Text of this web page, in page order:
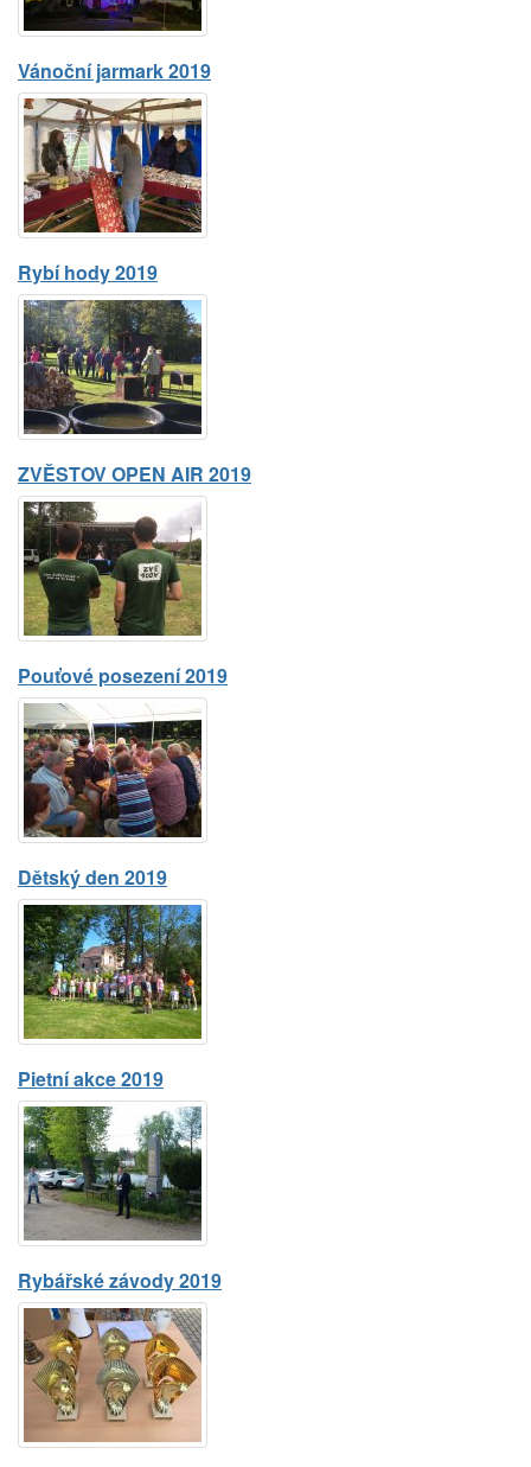
Vánoční jarmark 2019
Rybí hody 2019
ZVĚSTOV OPEN AIR 2019
Pouťové posezení 2019
Dětský den 2019
Pietní akce 2019
Rybářské závody 2019